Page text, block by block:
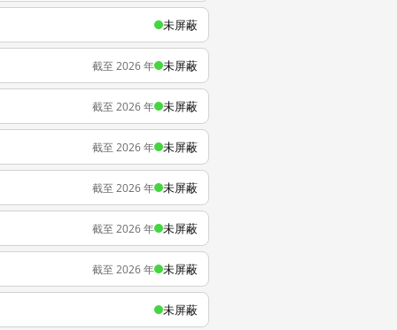
未屏蔽
截至 2026 年 未屏蔽
截至 2026 年 未屏蔽
截至 2026 年 未屏蔽
截至 2026 年 未屏蔽
截至 2026 年 未屏蔽
截至 2026 年 未屏蔽
未屏蔽